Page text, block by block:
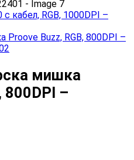
кабел, RGB, 1000DPI –
Buzz, RGB, 800DPI –
мишка
800DPI –